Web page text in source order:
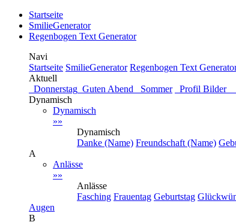
Startseite
SmilieGenerator
Regenbogen Text Generator
Navi
Startseite SmilieGenerator Regenbogen Text
Aktuell
Donnerstag Guten Abend Sommer
Profil Bilder
Dynamisch
Dynamisch
»»
Dynamisch
Danke (Name) Freundschaft (Name)
A
Anlässe
»»
Anlässe
Fasching Frauentag Geburtstag
Augen
B